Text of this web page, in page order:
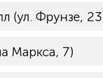
(ул. Фрунзе,
Маркса, 7)